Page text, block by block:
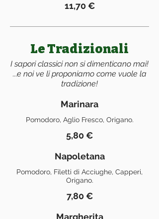
11,70 €
Le Tradizionali
I sapori classici non si dimenticano mai!
...e noi ve li proponiamo come vuole la
tradizione!
Marinara
Pomodoro, Aglio Fresco, Origano.
5,80 €
Napoletana
Pomodoro, Filetti di Acciughe, Capperi,
Origano.
7,80 €
Margherita